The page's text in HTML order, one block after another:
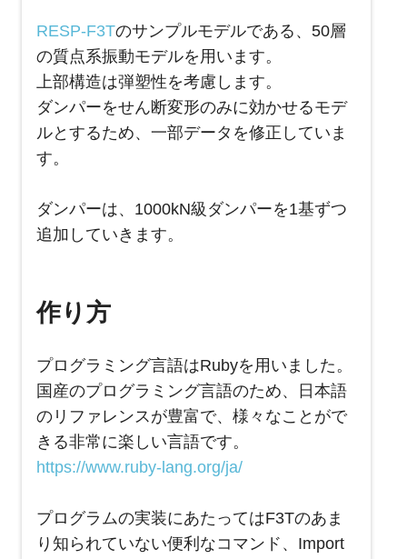
RESP-F3Tのサンプルモデルである、50層
の質点系振動モデルを用います。
上部構造は弾塑性を考慮します。
ダンパーをせん断変形のみに効かせるモデ
ルとするため、一部データを修正していま
す。
ダンパーは、1000kN級ダンパーを1基ずつ
追加していきます。
作り方
プログラミング言語はRubyを用いました。
国産のプログラミング言語のため、日本語
のリファレンスが豊富で、様々なことがで
きる非常に楽しい言語です。
https://www.ruby-lang.org/ja/
プログラムの実装にあたってはF3Tのあま
り知られていない便利なコマンド、Import